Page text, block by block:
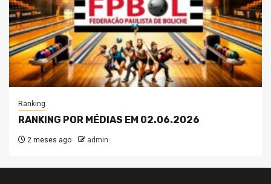
Ranking
RANKING POR MÉDIAS EM 02.06.2026
2 meses ago admin